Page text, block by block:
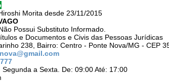
Morita desde 23/11/2015
Possui Substituto Informado.
e Documentos e Civis das Pessoas Jurídicas
238, Bairro: Centro - Ponte Nova/MG - CEP
Segunda a Sexta. De: 09:00 Até: 17:00